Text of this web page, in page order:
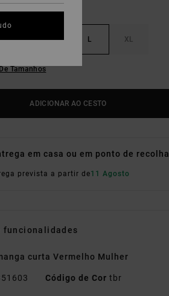
S M L XL
Tamanhos
ADICIONAR AO CESTO
em casa ou em ponto de recolha
prevista a partir de11 Agosto
funcionalidades
curta Vermelho Mulher
Código de Cor tbr